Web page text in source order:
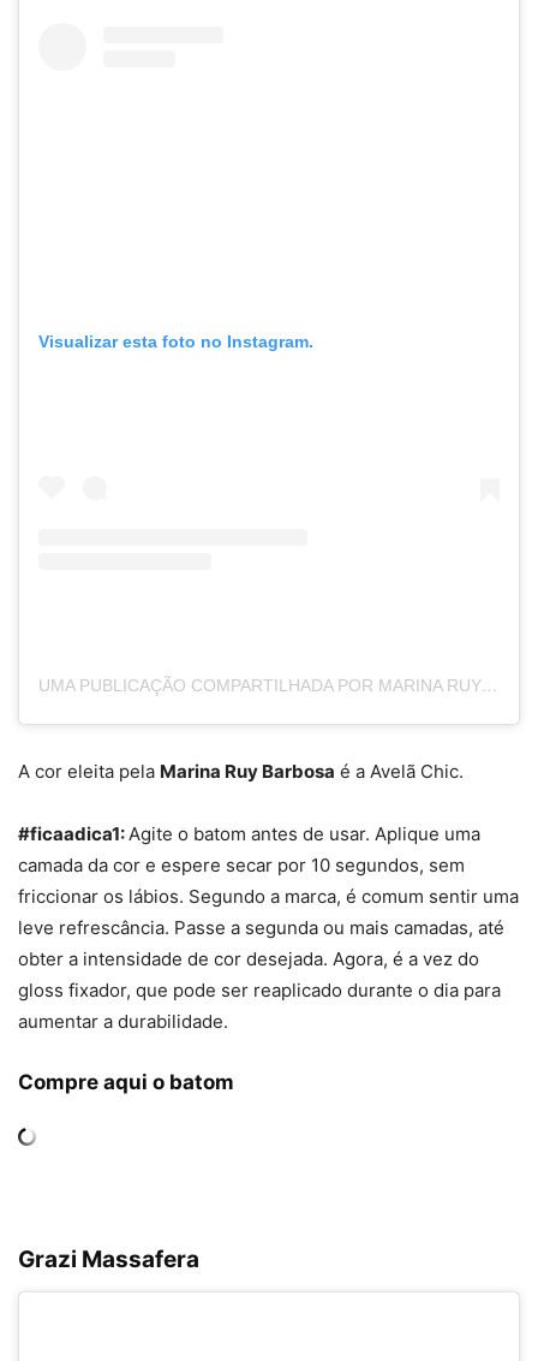
Visualizar esta foto no Instagram.
UMA PUBLICAÇÃO COMPARTILHADA POR MARINA RUY BARBOSA (@MARINARUYBARBOSA)
A cor eleita pela Marina Ruy Barbosa é a Avelã Chic.
#ficaadica1:Agite o batom antes de usar. Aplique uma
camada da cor e espere secar por 10 segundos, sem
friccionar os lábios. Segundo a marca, é comum sentir uma
leve refrescância. Passe a segunda ou mais camadas, até
obter a intensidade de cor desejada. Agora, é a vez do
gloss fixador, que pode ser reaplicado durante o dia para
aumentar a durabilidade.
Compre aqui o batom
Grazi Massafera